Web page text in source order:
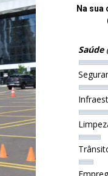
Na
Saúde